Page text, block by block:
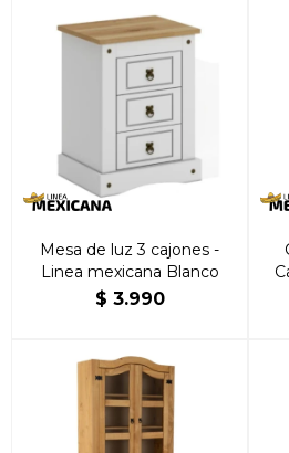
Mesa de luz 3 cajones -
Linea mexicana Blanco
$ 3.990